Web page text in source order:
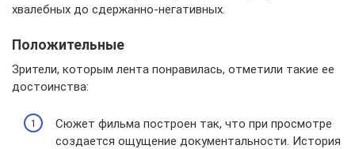
хвалебных до сдержанно-негативных.
Положительные
Зрители, которым лента понравилась, отметили такие ее
достоинства:
Сюжет фильма построен так, что при просмотре
создается ощущение документальности. История